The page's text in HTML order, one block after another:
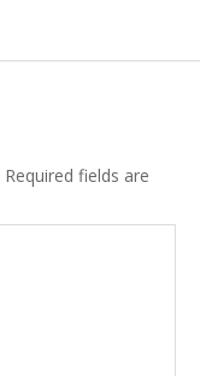
Required fields are